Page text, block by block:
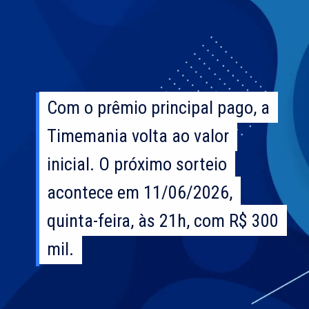
Com o prêmio principal pago, a
Timemania volta ao valor
inicial. O próximo sorteio
acontece em 11/06/2026,
quinta-feira, às 21h, com R$ 300
mil.
Com o prêmio principal pago, a
Timemania volta ao valor
inicial. O próximo sorteio
acontece em 11/06/2026,
quinta-feira, às 21h, com R$ 300
mil.